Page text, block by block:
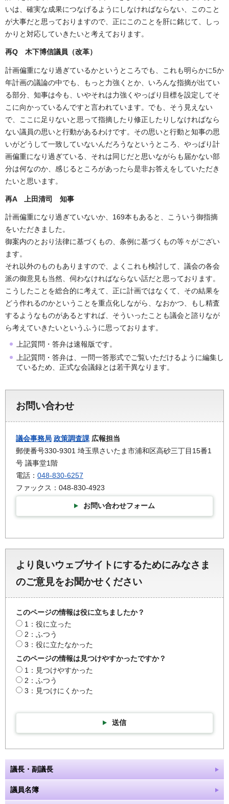
いは、確実な成果につなげるようにしなければならない、このこと
が大事だと思っておりますので、正にこのことを肝に銘じて、しっ
かりと対応していきたいと考えております。
再Q 木下博信議員（改革）
計画偏重になり過ぎているかというところでも、これも明らかに5か
年計画の議論の中でも、もっと力強くとか、いろんな指摘が出てい
る部分、知事は今も、いやそれは力強くやっぱり目標を設定してそ
こに向かっているんですと言われています。でも、そう見えない
で、ここに足りないと思って指摘したり修正したりしなければなら
ない議員の思いと行動があるわけです。その思いと行動と知事の思
いがどうして一致していないんだろうなというところ、やっぱり計
画偏重になり過ぎている、それは同じだと思いながらも届かない部
分は何なのか、感じるところがあったら是非お答えをしていただき
たいと思います。
再A 上田清司 知事
計画偏重になり過ぎていないか、169本もあると、こういう御指摘
をいただきました。
御案内のとおり法律に基づくもの、条例に基づくもの等々がござい
ます。
それ以外のものもありますので、よくこれも検討して、議会の各会
派の御意見も当然、伺わなければならない話だと思っております。
こうしたことを総合的に考えて、正に計画ではなくて、その結果を
どう作れるのかということを重点化しながら、なおかつ、もし精査
するようなものがあるとすれば、そういったことも議会と諮りなが
ら考えていきたいというふうに思っております。
上記質問・答弁は速報版です。
上記質問・答弁は、一問一答形式でご覧いただけるように編集し
ているため、正式な会議録とは若干異なります。
お問い合わせ
議会事務局 政策調査課 広報担当
郵便番号330-9301 埼玉県さいたま市浦和区高砂三丁目15番1
号 議事堂1階
電話： 048-830-6257
ファックス：048-830-4923
お問い合わせフォーム
より良いウェブサイトにするためにみなさま
のご意見をお聞かせください
このページの情報は役に立ちましたか？
1：役に立った
2：ふつう
3：役に立たなかった
このページの情報は見つけやすかったですか？
1：見つけやすかった
2：ふつう
3：見つけにくかった
送信
議長・副議長
議員名簿